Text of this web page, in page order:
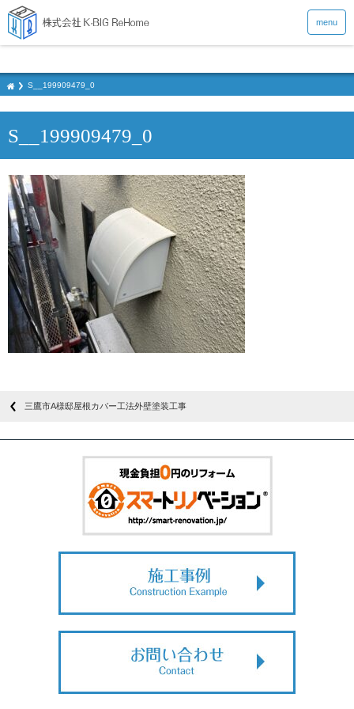
menu
S__199909479_0
S__199909479_0
三鷹市A様邸屋根カバー工法外壁塗装工事